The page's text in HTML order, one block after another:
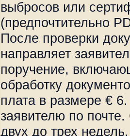
выбросов или
(предпочтительно
После проверки
направляет
поручение,
обработку
плата в размере €
заявителю по почте.
двух до трех